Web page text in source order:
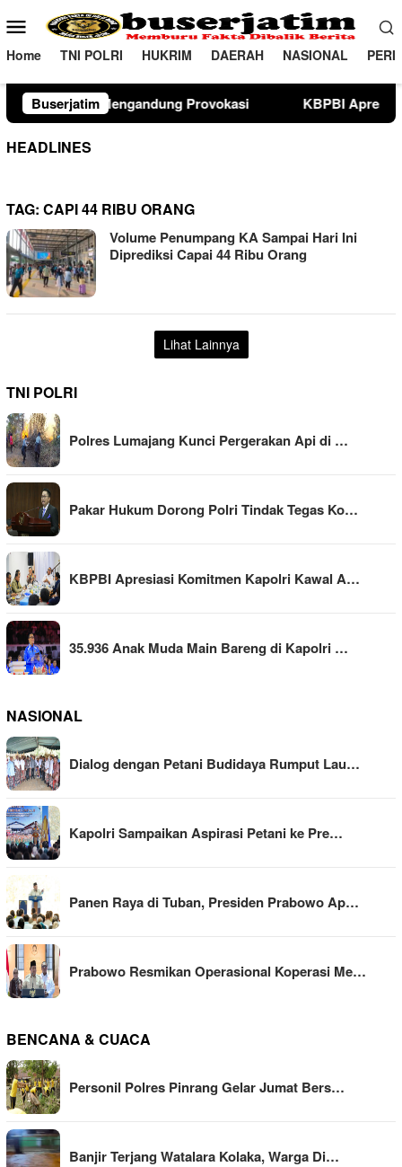
ke
konten
Menu
Mobile
Home TNI POLRI HUKRIM DAERAH NASIONAL
Buserjatim
Provokasi KBPBI Apresiasi Komitmen Kapolri
HEADLINES
TAG: CAPI 44 RIBU ORANG
Volume Penumpang KA Sampai Hari Ini
Diprediksi Capai 44 Ribu Orang
Lihat Lainnya
TNI POLRI
Polres Lumajang Kunci Pergerakan Api di …
Pakar Hukum Dorong Polri Tindak Tegas Ko…
KBPBI Apresiasi Komitmen Kapolri Kawal A…
35.936 Anak Muda Main Bareng di Kapolri …
NASIONAL
Dialog dengan Petani Budidaya Rumput Lau…
Kapolri Sampaikan Aspirasi Petani ke Pre…
Panen Raya di Tuban, Presiden Prabowo Ap…
Prabowo Resmikan Operasional Koperasi Me…
BENCANA & CUACA
Personil Polres Pinrang Gelar Jumat Bers…
Banjir Terjang Watalara Kolaka, Warga Di…